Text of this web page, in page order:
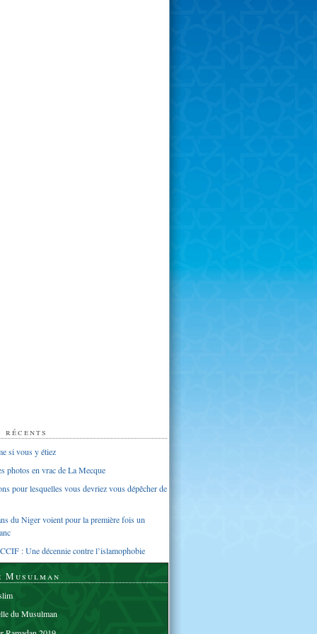
si vous y étiez
photos en vrac de La Mecque
pour lesquelles vous devriez vous dépêcher de
du Niger voient pour la première fois un
: Une décennie contre l’islamophobie
Musulman
du Musulman